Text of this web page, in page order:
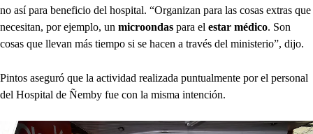
no así para beneficio del hospital. “Organizan para las cosas extras que
necesitan, por ejemplo, un microondas para el estar médico. Son
cosas que llevan más tiempo si se hacen a través del ministerio”, dijo.
Pintos aseguró que la actividad realizada puntualmente por el personal
del Hospital de Ñemby fue con la misma intención.